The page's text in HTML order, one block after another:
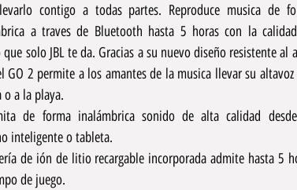
contigo a todas partes. Reproduce musica de
a traves de Bluetooth hasta 5 horas con la
solo JBL te da. Gracias a su nuevo diseño resistente al
GO 2 permite a los amantes de la musica llevar su
o a la playa.
de forma inalámbrica sonido de alta calidad
inteligente o tableta.
de ión de litio recargable incorporada admite hasta 5
de juego.